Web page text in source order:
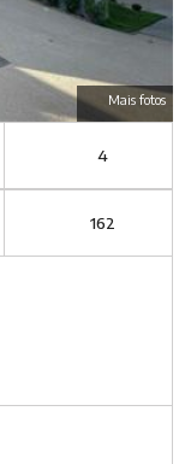
Mais fotos
4
162